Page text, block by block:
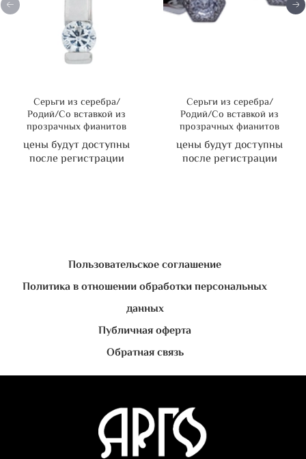
Серьги из серебра/
Родий/Со вставкой из
прозрачных фианитов
цены будут доступны
после регистрации
Серьги из серебра/
Родий/Со вставкой из
прозрачных фианитов
цены будут доступны
после регистрации
Пользовательское соглашение
Политика в отношении обработки персональных
данных
Публичная оферта
Обратная связь